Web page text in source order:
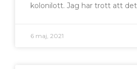
kolonilott. Jag har trott att det
6 maj, 2021